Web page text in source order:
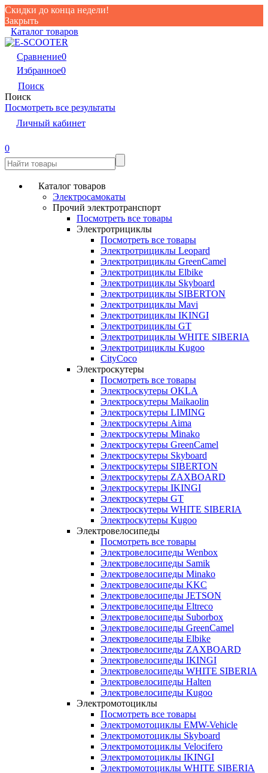
Скидки до конца недели!
Закрыть
Каталог товаров
Сравнение0
Избранное0
Поиск
Поиск
Посмотреть все результаты
Личный кабинет
0
Каталог товаров
Электросамокаты
Прочий электротранспорт
Посмотреть все товары
Электротрициклы
Посмотреть все товары
Электротрициклы Leopard
Электротрициклы GreenCamel
Электротрициклы Elbike
Электротрициклы Skyboard
Электротрициклы SIBERTON
Электротрициклы Mavi
Электротрициклы IKINGI
Электротрициклы GT
Электротрициклы WHITE SIBERIA
Электротрициклы Kugoo
CityCoco
Электроскутеры
Посмотреть все товары
Электроскутеры OKLA
Электроскутеры Maikaolin
Электроскутеры LIMING
Электроскутеры Aima
Электроскутеры Minako
Электроскутеры GreenCamel
Электроскутеры Skyboard
Электроскутеры SIBERTON
Электроскутеры ZAXBOARD
Электроскутеры IKINGI
Электроскутеры GT
Электроскутеры WHITE SIBERIA
Электроскутеры Kugoo
Электровелосипеды
Посмотреть все товары
Электровелосипеды Wenbox
Электровелосипеды Samik
Электровелосипеды Minako
Электровелосипеды KKC
Электровелосипеды JETSON
Электровелосипеды Eltreco
Электровелосипеды Suborbox
Электровелосипеды GreenCamel
Электровелосипеды Elbike
Электровелосипеды ZAXBOARD
Электровелосипеды IKINGI
Электровелосипеды WHITE SIBERIA
Электровелосипеды Halten
Электровелосипеды Kugoo
Электромотоциклы
Посмотреть все товары
Электромотоциклы EMW-Vehicle
Электромотоциклы Skyboard
Электромотоциклы Velocifero
Электромотоциклы IKINGI
Электромотоциклы WHITE SIBERIA